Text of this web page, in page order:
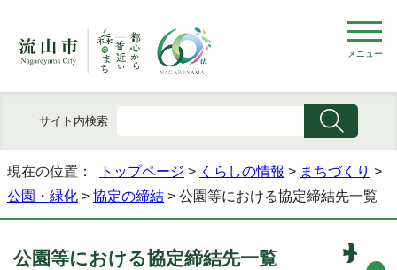
メニュー
サイト内検索
現在の位置： トップページ > くらしの情報 > まちづくり >
公園・緑化 > 協定の締結 > 公園等における協定締結先一覧
公園等における協定締結先一覧